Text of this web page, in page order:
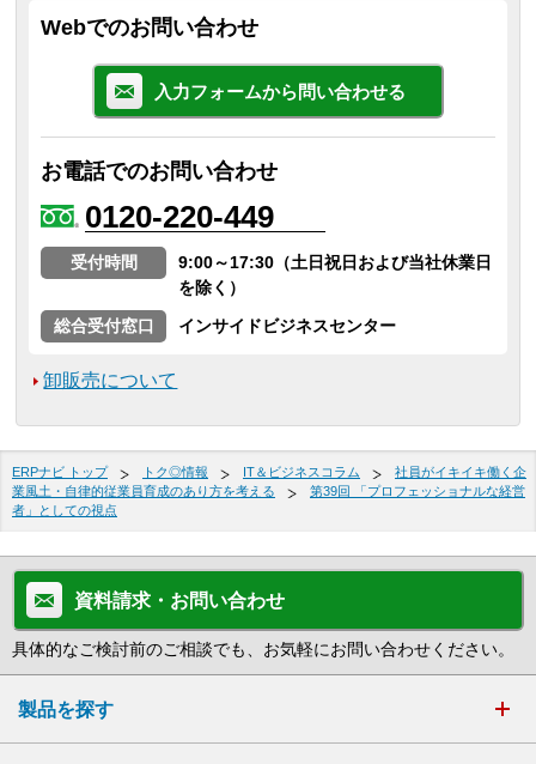
Webでのお問い合わせ
入力フォームから問い合わせる
お電話でのお問い合わせ
0120-220-449
受付時間
9:00～17:30（土日祝日および当社休業日
を除く）
総合受付窓口
インサイドビジネスセンター
卸販売について
ERPナビ トップ トク◎情報 IT＆ビジネスコラム
社員がイキイキ働く企
業風土・自律的従業員育成のあり方を考える
第39回 「プロフェッショナルな経営
者」としての視点
資料請求・お問い合わせ
具体的なご検討前のご相談でも、お気軽にお問い合わせください。
製品を探す